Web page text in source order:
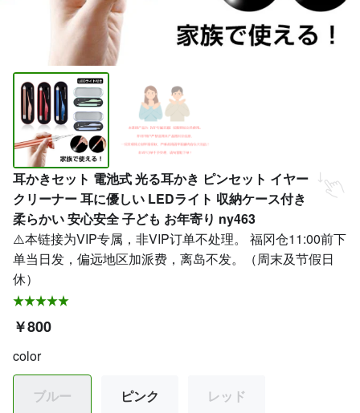
耳かきセット 電池式 光る耳かき ピンセット イヤー
クリーナー 耳に優しい LEDライト 収納ケース付き
柔らかい 安心安全 子ども お年寄り ny463
⚠️本链接为VIP专属，非VIP订单不处理。 福冈仓11:00前下
单当日发，偏远地区加派费，离岛不发。（周末及节假日
休）
￥800
color
ブルー ピンク レッド